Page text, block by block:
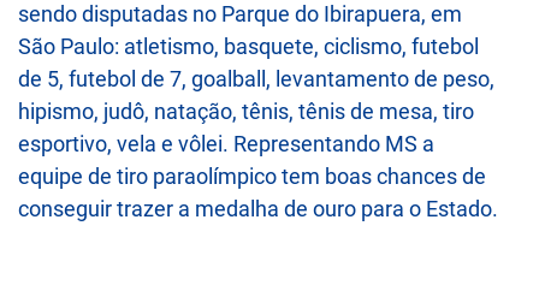
sendo disputadas no Parque do Ibirapuera, em
São Paulo: atletismo, basquete, ciclismo, futebol
de 5, futebol de 7, goalball, levantamento de peso,
hipismo, judô, natação, tênis, tênis de mesa, tiro
esportivo, vela e vôlei. Representando MS a
equipe de tiro paraolímpico tem boas chances de
conseguir trazer a medalha de ouro para o Estado.